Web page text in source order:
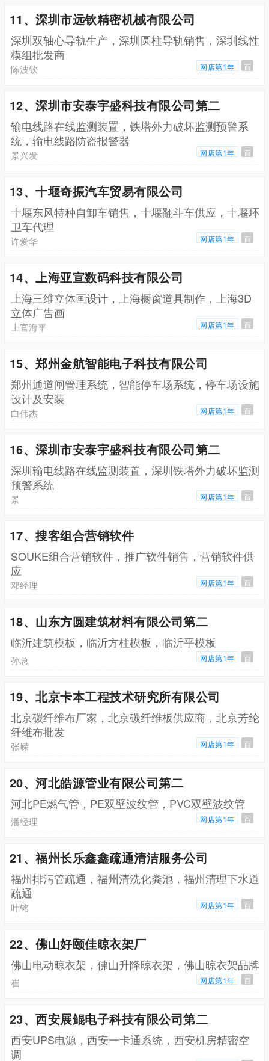
11、深圳市远钦精密机械有限公司
深圳双轴心导轨生产，深圳圆柱导轨销售，深圳线性
模组批发商
陈波钦 网店第1年 百
12、深圳市安泰宇盛科技有限公司第二
输电线路在线监测装置，铁塔外力破坏监测预警系
统，输电线路防盗报警器
景兴发 网店第1年 百
13、十堰奇振汽车贸易有限公司
十堰东风特种自卸车销售，十堰翻斗车供应，十堰环
卫车代理
许爱华 网店第1年 百
14、上海亚宣数码科技有限公司
上海三维立体画设计，上海橱窗道具制作，上海3D
立体广告画
上官海平 网店第1年 百
15、郑州金航智能电子科技有限公司
郑州通道闸管理系统，智能停车场系统，停车场设施
设计及安装
白伟杰 网店第1年 百
16、深圳市安泰宇盛科技有限公司第二
深圳输电线路在线监测装置，深圳铁塔外力破坏监测
预警系统
景 网店第1年 百
17、搜客组合营销软件
SOUKE组合营销软件，推广软件销售，营销软件供
应
邓经理 网店第1年 百
18、山东方圆建筑材料有限公司第二
临沂建筑模板，临沂方柱模板，临沂平模板
孙总 网店第1年 百
19、北京卡本工程技术研究所有限公司
北京碳纤维布厂家，北京碳纤维板供应商，北京芳纶
纤维布批发
张嵘 网店第1年 百
20、河北皓源管业有限公司第二
河北PE燃气管，PE双壁波纹管，PVC双壁波纹管
潘经理 网店第1年 百
21、福州长乐鑫鑫疏通清洁服务公司
福州排污管疏通，福州清洗化粪池，福州清理下水道
疏通
叶铭 网店第1年 百
22、佛山好颐佳晾衣架厂
佛山电动晾衣架，佛山升降晾衣架，佛山晾衣架品牌
崔 网店第1年 百
23、西安展鲲电子科技有限公司第二
西安UPS电源，西安一卡通系统，西安机房精密空
调